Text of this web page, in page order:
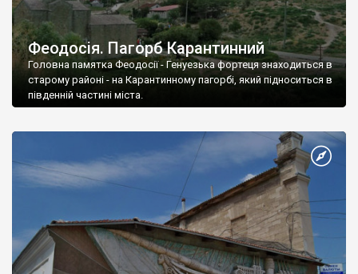
Феодосія. Пагорб Карантинний
Головна памятка Феодосії - Генуезька фортеця знаходиться в
старому районі - на Карантинному пагорбі, який підноситься в
південній частині міста.